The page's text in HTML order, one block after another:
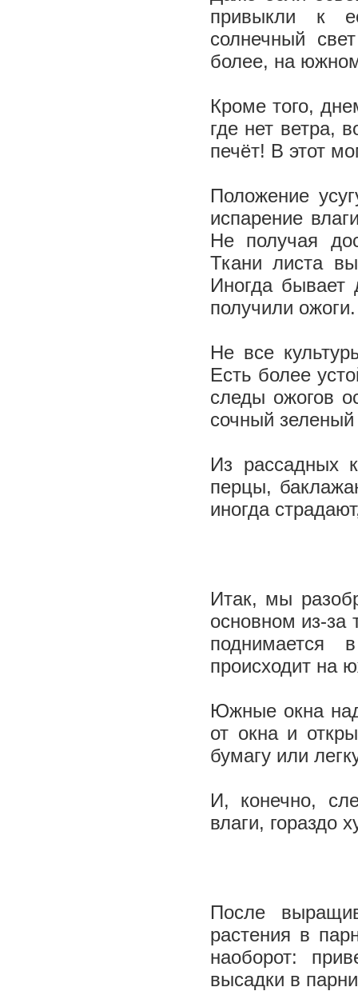
привыкли к
солнечный
более, на
Кроме того,
где нет ветра,
печёт! В этот
Положение
испарение
Не получая
Ткани листа
Иногда бывает
получили
Не все
Есть более
следы ожогов
сочный
Из рассадных
перцы,
иногда
Итак, мы
основном из-за
происходит на
Южные окна
от окна и
бумагу или
И, конечно,
влаги, гораздо
После
растения в
наоборот:
высадки в